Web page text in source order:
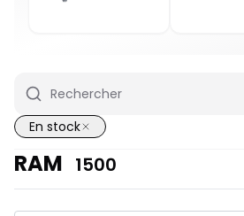
En stock
RAM 1500
En stock